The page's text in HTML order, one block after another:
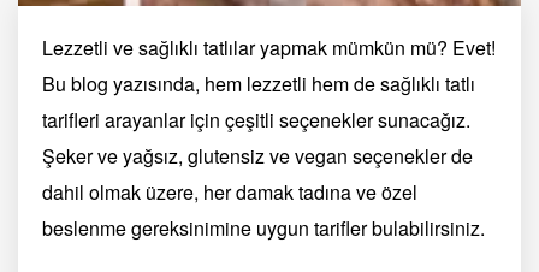
Lezzetli ve sağlıklı tatlılar yapmak mümkün mü? Evet!
Bu blog yazısında, hem lezzetli hem de sağlıklı tatlı
tarifleri arayanlar için çeşitli seçenekler sunacağız.
Şeker ve yağsız, glutensiz ve vegan seçenekler de
dahil olmak üzere, her damak tadına ve özel
beslenme gereksinimine uygun tarifler bulabilirsiniz.